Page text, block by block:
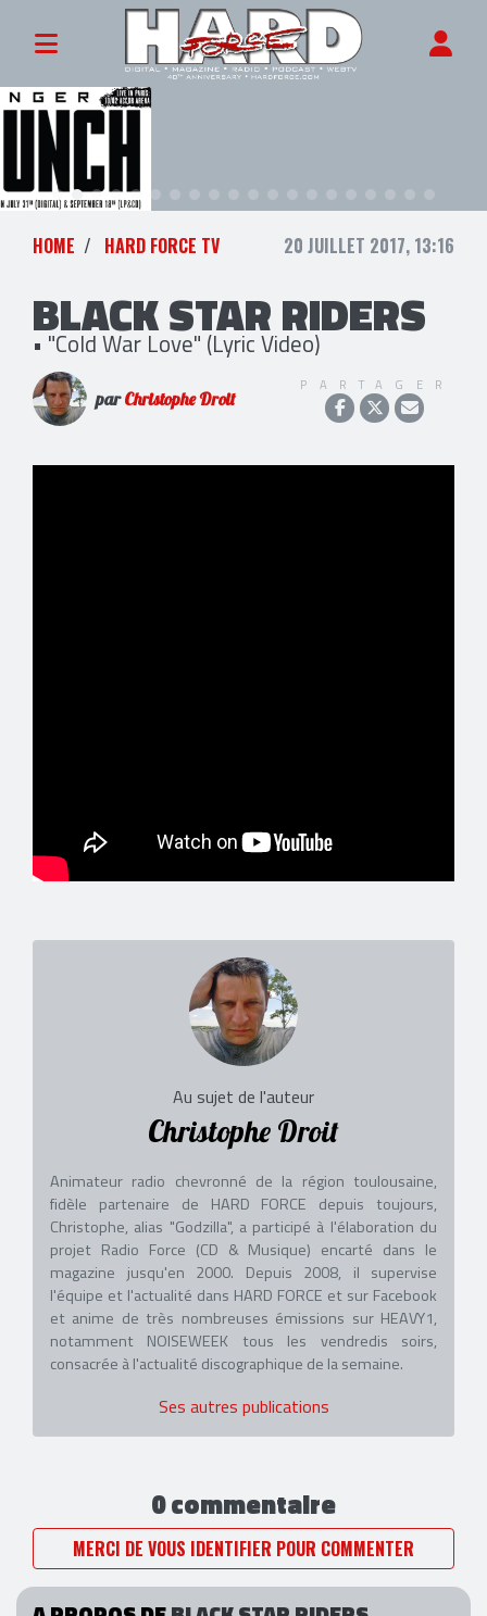
HOME HARD FORCE TV 20 JUILLET 2017, 13:16
BLACK STAR RIDERS
• "Cold War Love" (Lyric Video)
parChristophe Droit
PARTAGER
Au sujet de l'auteur
Christophe Droit
Animateur radio chevronné de la région toulousaine,
fidèle partenaire de HARD FORCE depuis toujours,
Christophe, alias "Godzilla", a participé à l'élaboration du
projet Radio Force (CD & Musique) encarté dans le
magazine jusqu'en 2000. Depuis 2008, il supervise
l'équipe et l'actualité dans HARD FORCE et sur Facebook
et anime de très nombreuses émissions sur HEAVY1,
notamment NOISEWEEK tous les vendredis soirs,
consacrée à l'actualité discographique de la semaine.
Ses autres publications
0 commentaire
MERCI DE VOUS IDENTIFIER POUR COMMENTER